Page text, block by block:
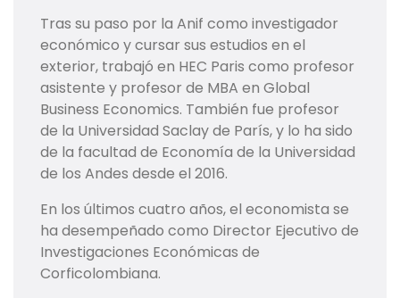
Tras su paso por la Anif como investigador
económico y cursar sus estudios en el
exterior, trabajó en HEC Paris como profesor
asistente y profesor de MBA en Global
Business Economics. También fue profesor
de la Universidad Saclay de París, y lo ha sido
de la facultad de Economía de la Universidad
de los Andes desde el 2016.
En los últimos cuatro años, el economista se
ha desempeñado como Director Ejecutivo de
Investigaciones Económicas de
Corficolombiana.